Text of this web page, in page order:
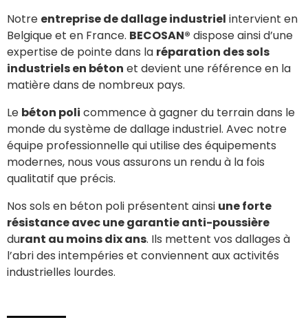
Notre entreprise de dallage industriel intervient en
Belgique et en France. BECOSAN® dispose ainsi d’une
expertise de pointe dans la réparation des sols
industriels en béton et devient une référence en la
matière dans de nombreux pays.
Le béton poli commence à gagner du terrain dans le
monde du système de dallage industriel. Avec notre
équipe professionnelle qui utilise des équipements
modernes, nous vous assurons un rendu à la fois
qualitatif que précis.
Nos sols en béton poli présentent ainsi une forte
résistance avec une garantie anti-poussière
durant au moins dix ans. Ils mettent vos dallages à
l’abri des intempéries et conviennent aux activités
industrielles lourdes.